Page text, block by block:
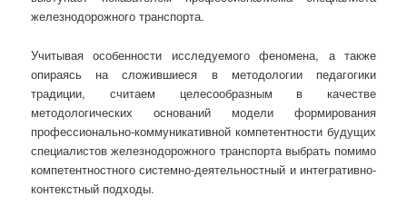
железнодорожного транспорта.
Учитывая особенности исследуемого феномена, а также
опираясь на сложившиеся в методологии педагогики
традиции, считаем целесообразным в качестве
методологических оснований модели формирования
профессионально-коммуникативной компетентности будущих
специалистов железнодорожного транспорта выбрать помимо
компетентностного системно-деятельностный и интегративно-
контекстный подходы.